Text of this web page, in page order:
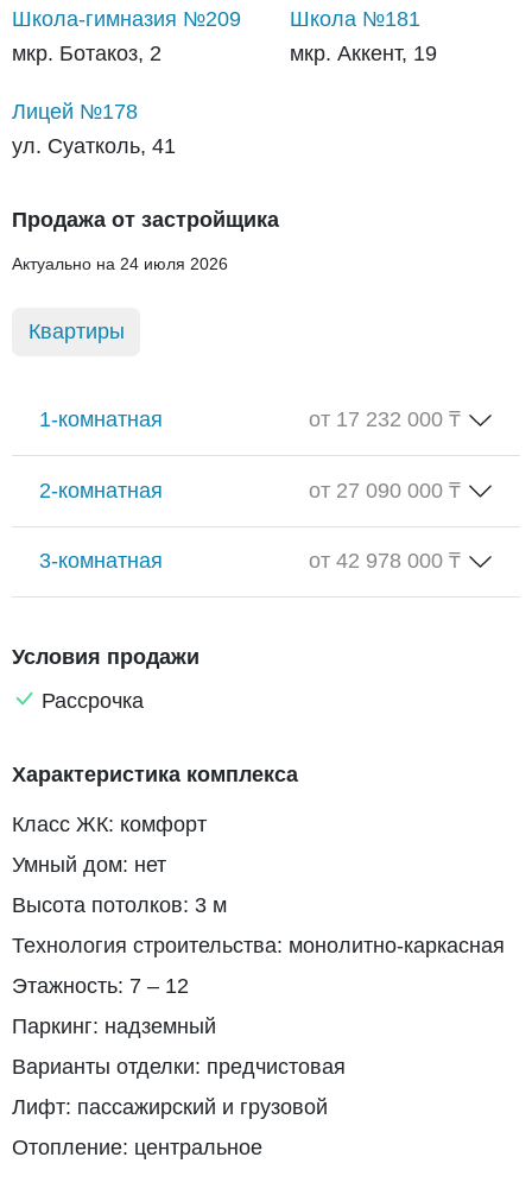
Школа-гимназия №209
мкр. Ботакоз, 2
Школа №181
мкр. Аккент, 19
Лицей №178
ул. Суатколь, 41
Продажа от застройщика
Актуально на 24 июля 2026
Квартиры
1-комнатная от 17 232 000 ₸
2-комнатная от 27 090 000 ₸
3-комнатная от 42 978 000 ₸
Условия продажи
Рассрочка
Характеристика комплекса
Класс ЖК: комфорт
Умный дом: нет
Высота потолков: 3 м
Технология строительства: монолитно-каркасная
Этажность: 7 – 12
Паркинг: надземный
Варианты отделки: предчистовая
Лифт: пассажирский и грузовой
Отопление: центральное